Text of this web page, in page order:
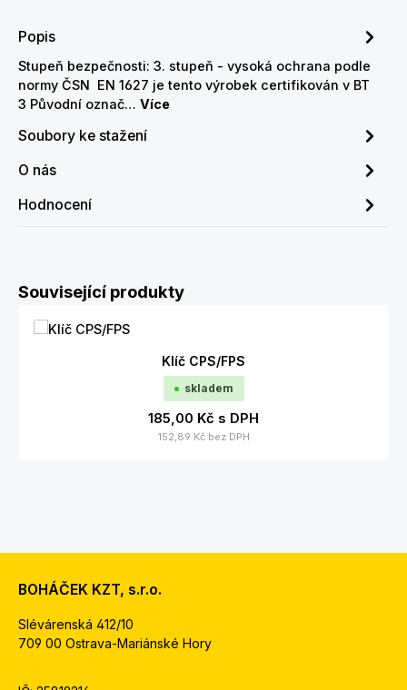
Popis
Stupeň bezpečnosti: 3. stupeň - vysoká ochrana podle
normy ČSN EN 1627 je tento výrobek certifikován v BT
3 Původní označ… Více
Soubory ke stažení
O nás
Hodnocení
Přeskočit galerii produktů
Související produkty
Klíč CPS/FPS
skladem
185,00 Kč s DPH
152,89 Kč bez DPH
BOHÁČEK KZT, s.r.o.
Slévárenská 412/10
709 00 Ostrava-Mariánské Hory